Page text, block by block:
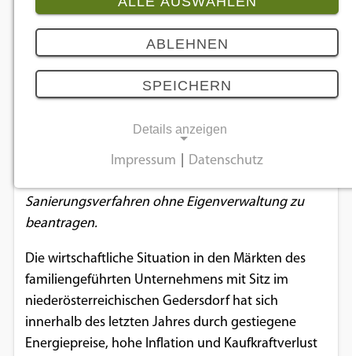
KSR Group beantragt
Sanierungsverfahren
06.09.2023
Die KSR Group GmbH gab in einer Pressemeldung
Sanierungsverfahren ohne Eigenverwaltung zu
beantragen.
Die wirtschaftliche Situation in den Märkten des
familiengeführten Unternehmens mit Sitz im
niederösterreichischen Gedersdorf hat sich
innerhalb des letzten Jahres durch gestiegene
Energiepreise, hohe Inflation und Kaufkraftverlust
ABLEHNEN
SPEICHERN
Details anzeigen
Notwendige Cookies ermöglichen
grundlegende Funktionen und sind für die
Name:
Impressum Datenschutz